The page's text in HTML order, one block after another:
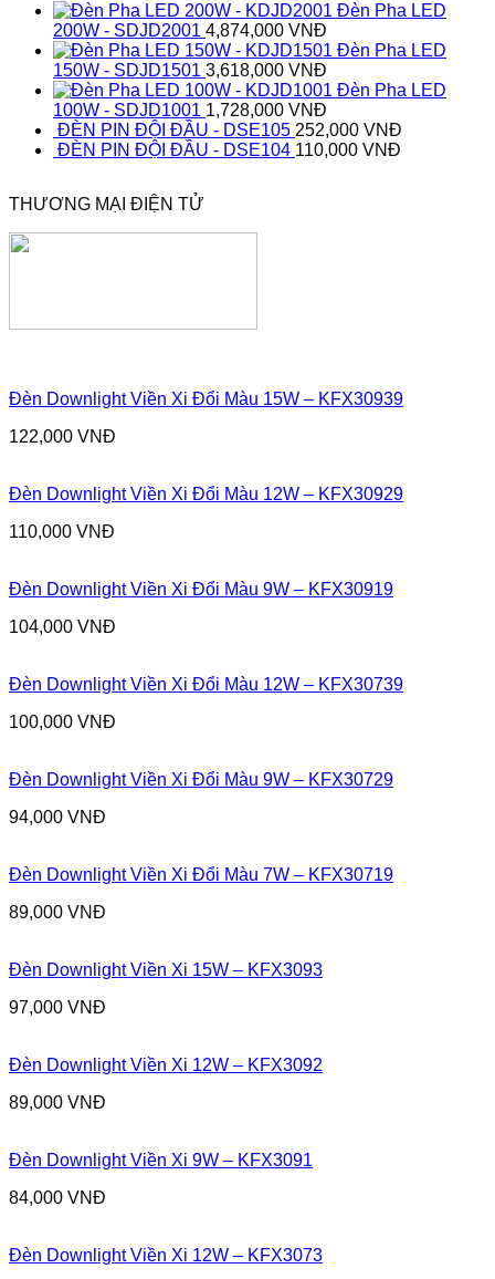
Đèn Pha LED
200W - SDJD2001 4,874,000 VNĐ
Đèn Pha LED
150W - SDJD1501 3,618,000 VNĐ
Đèn Pha LED
100W - SDJD1001 1,728,000 VNĐ
ĐÈN PIN ĐỘI ĐẦU - DSE105 252,000 VNĐ
ĐÈN PIN ĐỘI ĐẦU - DSE104 110,000 VNĐ
THƯƠNG MẠI ĐIỆN TỬ
Đèn Downlight Viền Xi Đổi Màu 15W – KFX30939
122,000 VNĐ
Đèn Downlight Viền Xi Đổi Màu 12W – KFX30929
110,000 VNĐ
Đèn Downlight Viền Xi Đổi Màu 9W – KFX30919
104,000 VNĐ
Đèn Downlight Viền Xi Đổi Màu 12W – KFX30739
100,000 VNĐ
Đèn Downlight Viền Xi Đổi Màu 9W – KFX30729
94,000 VNĐ
Đèn Downlight Viền Xi Đổi Màu 7W – KFX30719
89,000 VNĐ
Đèn Downlight Viền Xi 15W – KFX3093
97,000 VNĐ
Đèn Downlight Viền Xi 12W – KFX3092
89,000 VNĐ
Đèn Downlight Viền Xi 9W – KFX3091
84,000 VNĐ
Đèn Downlight Viền Xi 12W – KFX3073